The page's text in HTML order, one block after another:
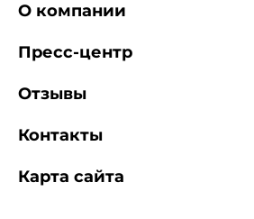
1.4. Санитарные
компенсирующего вида.
дошкольных образовательных
встроенных в жилые дома, - не
О компании
Пресс-центр
Отзывы
Контакты
Карта сайта